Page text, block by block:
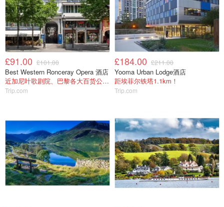
£91.00 £101.00
Best Western Ronceray Opera 酒店
近加尼叶歌剧院、巴黎各大百货公司！
Trip.com
£184.00 £211.00
Yooma Urban Lodge酒店
距埃菲尔铁塔1.1km！
Trip.com